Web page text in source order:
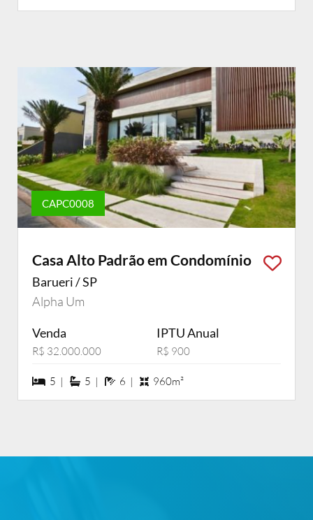
CAPC0008
Casa Alto Padrão em Condomínio
Barueri / SP
Alpha Um
Venda
R$ 32.000.000
IPTU Anual
R$ 900
5 dormiórios
5 | 5 suítes
5 | 6 banheiros
6 | 960m²